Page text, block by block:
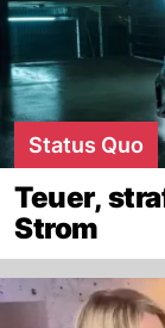
Status Quo
Teuer,
Strom